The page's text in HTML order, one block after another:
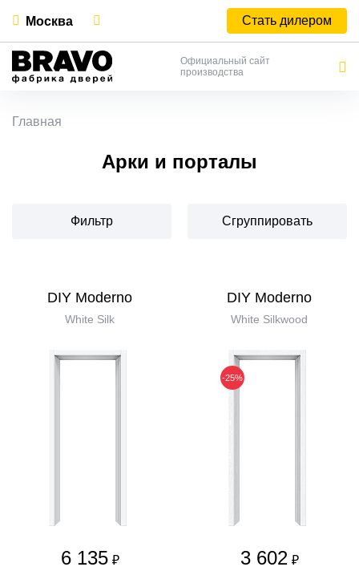
Москва Стать дилером
Официальный сайт
производства
Главная
Арки и порталы
Фильтр Сгруппировать
DIY Moderno
White Silk
6 135 ₽
DIY Moderno
White Silkwood
-25%
3 602 ₽